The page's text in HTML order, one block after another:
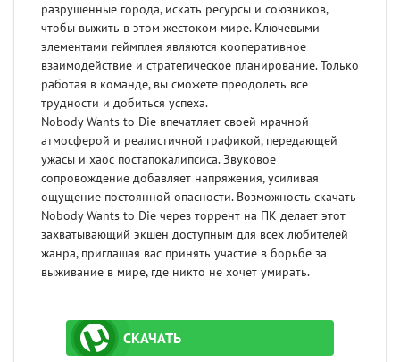
разрушенные города, искать ресурсы и союзников,
чтобы выжить в этом жестоком мире. Ключевыми
элементами геймплея являются кооперативное
взаимодействие и стратегическое планирование. Только
работая в команде, вы сможете преодолеть все
трудности и добиться успеха.
Nobody Wants to Die впечатляет своей мрачной
атмосферой и реалистичной графикой, передающей
ужасы и хаос постапокалипсиса. Звуковое
сопровождение добавляет напряжения, усиливая
ощущение постоянной опасности. Возможность скачать
Nobody Wants to Die через торрент на ПК делает этот
захватывающий экшен доступным для всех любителей
жанра, приглашая вас принять участие в борьбе за
выживание в мире, где никто не хочет умирать.
СКАЧАТЬ
ТОРРЕНТ